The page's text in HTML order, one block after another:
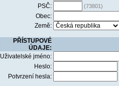
PSČ: (73801)
Obec:
Země:
PŘÍSTUPOVÉ
ÚDAJE:
Uživatelské jméno:
Heslo:
Potvrzení hesla: